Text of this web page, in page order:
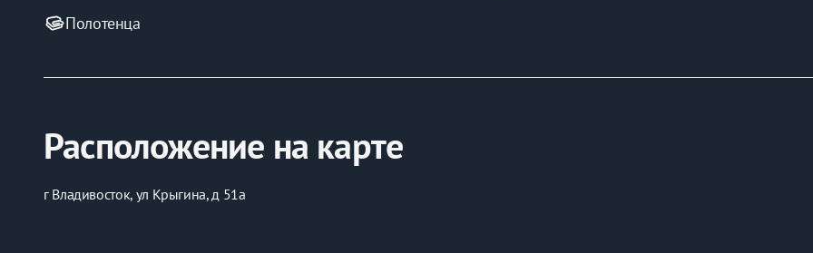
Полотенца
Расположение на карте
г Владивосток, ул Крыгина, д 51а